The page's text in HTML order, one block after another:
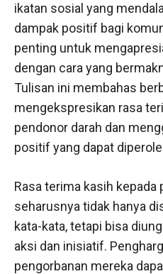
ikatan sosial yang
dampak positif bagi
penting untuk
dengan cara yang
Tulisan ini membahas
mengekspresikan rasa
pendonor darah dan
positif yang dapat
Rasa terima kasih kepada
seharusnya tidak hanya
kata-kata, tetapi bisa
aksi dan inisiatif.
pengorbanan mereka